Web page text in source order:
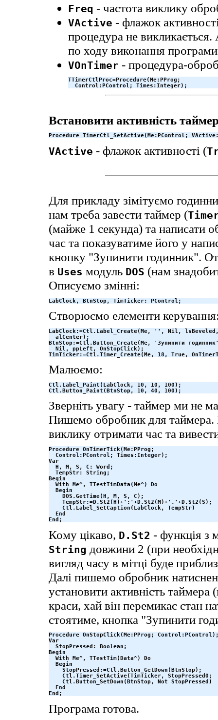
Freq - частота виклику
VActive - флажок
процедура не
по ходу виконання
VOnTimer - процедура-
TTimerCtlProc=Procedure(Me:PProg;
  Control:PControl; Times:Integer);
Встановити активність
Procedure TimerCtl_SetActive(Me:PControl;
VActive - флажок активності (
Для прикладу зімітуємо
нам треба завести таймер (
(майже 1 секунда) та написати
час та показуватиме його у
кнопку "Зупинити годинник".
в Uses модуль DOS (нам
Описуємо змінні:
LabClock, BtnStop, TimTicker: PControl;
Створюємо елементи
LabClock:=Ctl.Label_Create(Me, '', Nil,
  alCenter);
BtnStop:=Ctl.Button_Create(Me, 'Зупинити
  Nil, ppLeft, OnStopClick);
TimTicker:=Ctl.Timer_Create(Me, 18, True,
Малюємо:
Ctl.Label_Paint(LabClock, 10, 10, 100);
Ctl.Button_Paint(BtnStop, 10, 40, 100);
Зверніть увагу - таймер ми не
Пишемо обробник для
виклику отримати час та
Procedure OnTimerTick(Me:PProg;
  Control:PControl; Times:Integer);
Var
  H, M, S, C: Word;
  TempStr: String;
Begin
  With Me^, TTestTimData(Me^) Do
  Begin
    DOS.GetTime(H, M, S, C);
    TempStr:=D.St2(H)+':'+D.St2(M)+'.'+D.St2(S);
    Ctl.Label_SetCaption(LabClock, TempStr)
  End
End;
Кому цікаво, D.St2 - функція з
String довжини 2 (при
вигляд часу в мітці буде
Далі пишемо обробник
установити активність
краси, хай він перемикає стан
стоятиме, кнопка "Зупинити
Procedure OnStopClick(Me:PProg;
Var
  StopPressed: Boolean;
Begin
  With Me^, TTestTim(Data^) Do
  Begin
    StopPressed:=Ctl.Button_GetDown(BtnStop);
    Ctl.Timer_SetActive(TimTicker, StopPressed0;
    Ctl.Button_SetDown(BtnStop, Not StopPressed)
  End
End;
Програма готова.